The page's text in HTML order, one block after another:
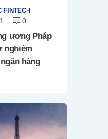
FINTECH
0
ương Pháp
nghiệm
hàng